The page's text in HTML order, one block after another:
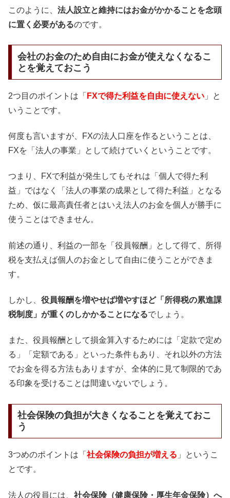
このように、 法人設立と維持にはお金がかかることを念頭
に置く必要があるのです。
会社のお金のため自由にお金が使えなくなるこ
とを覚えておこう
2つ目のポイントは「 FXで得た利益を自由に使えない 」と
いうことです。
何度も言いますが、FXの法人口座を作るということは、
FXを「法人の事業」として続けていくということです。
つまり、FXで利益が発生してもそれは「個人で得た利
益」ではなく「法人の事業の成果として得た利益」となる
ため、仮に最高責任者とはいえ法人のお金を個人が勝手に
使うことはできません。
前述の通り、利益の一部を「役員報酬」として得て、所得
税を支払えば個人のお金として自由に使うことができま
す。
しかし、 役員報酬を増やせば増やすほど「所得税の累進課
税制度」が重くのしかかることになるでしょう。
また、役員報酬として損金算入するためには「定款で定め
る」「定額である」といった条件もあり、それ以外の方法
でお金を得る方法もありますが、全体的に見て制限的であ
る印象を受けることは間違いないでしょう。
社会保険の負担が大きくなることを覚えておこ
う
3つめのポイントは「 社会保険の負担が増える 」というこ
とです。
法人の役員には、 社会保険（健康保険・厚生年金保険）へ